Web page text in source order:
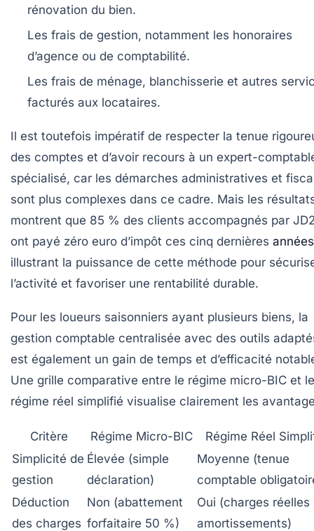
rénovation du bien.
Les frais de gestion, notamment les honoraires
d’agence ou de comptabilité.
Les frais de ménage, blanchisserie et autres
facturés aux locataires.
Il est toutefois impératif de respecter la tenue
des comptes et d’avoir recours à un expert-
spécialisé, car les démarches administratives et
sont plus complexes dans ce cadre. Mais les
montrent que 85 % des clients accompagnés par
ont payé zéro euro d’impôt ces cinq dernières années
illustrant la puissance de cette méthode pour
l’activité et favoriser une rentabilité durable.
Pour les loueurs saisonniers ayant plusieurs biens, la
gestion comptable centralisée avec des outils
est également un gain de temps et d’efficacité
Une grille comparative entre le régime micro-BIC et le
régime réel simplifié visualise clairement les
Critère Régime Micro-BIC
Régime Réel
Simplicité de
gestion
Élevée (simple
déclaration)
Moyenne (tenue
comptable
Déduction
des charges
Non (abattement
forfaitaire 50 %)
Oui (charges réelles
amortissements)